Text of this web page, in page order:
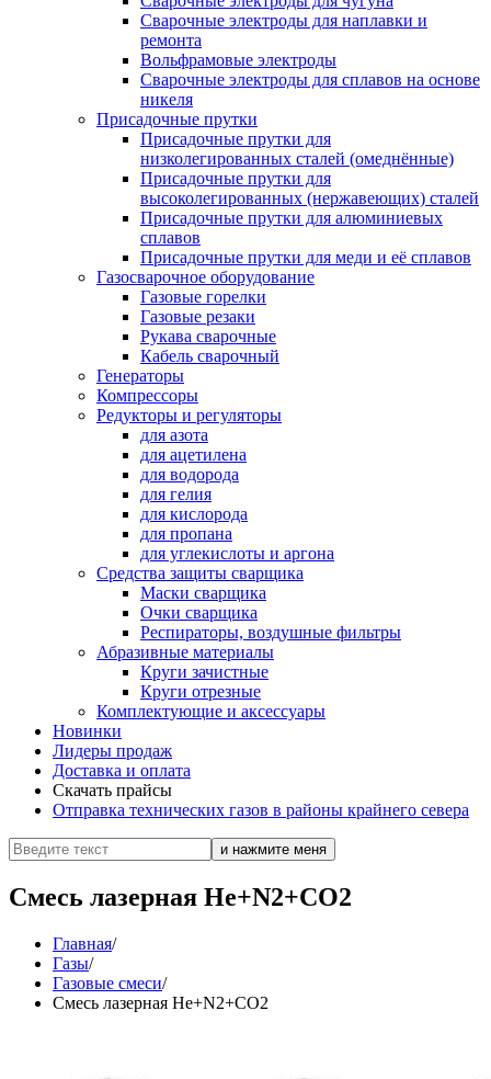
Сварочные электроды для наплавки и
ремонта
Вольфрамовые электроды
Сварочные электроды для сплавов на основе
никеля
Присадочные прутки
Присадочные прутки для
низколегированных сталей (омеднённые)
Присадочные прутки для
высоколегированных (нержавеющих) сталей
Присадочные прутки для алюминиевых
сплавов
Присадочные прутки для меди и её сплавов
Газосварочное оборудование
Газовые горелки
Газовые резаки
Рукава сварочные
Кабель сварочный
Генераторы
Компрессоры
Редукторы и регуляторы
для азота
для ацетилена
для водорода
для гелия
для кислорода
для пропана
для углекислоты и аргона
Средства защиты сварщика
Маски сварщика
Очки сварщика
Респираторы, воздушные фильтры
Абразивные материалы
Круги зачистные
Круги отрезные
Комплектующие и аксессуары
Новинки
Лидеры продаж
Доставка и оплата
Скачать прайсы
Отправка технических газов в районы крайнего севера
Смесь лазерная He+N2+СO2
Главная/
Газы/
Газовые смеси/
Смесь лазерная He+N2+СO2